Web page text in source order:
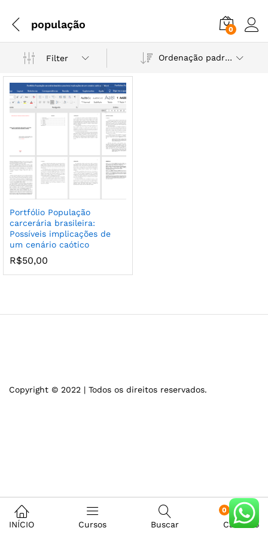
população 0
Filter Ordenação padrão
Portfólio População
carcerária brasileira:
Possíveis implicações de
um cenário caótico
R$50,00
Copyright © 2022 | Todos os direitos reservados.
INÍCIO Cursos Buscar
0
Carrinho